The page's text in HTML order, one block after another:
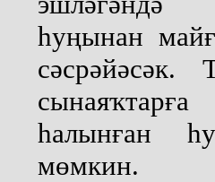
һуңынан
һалынған
мөмкин.